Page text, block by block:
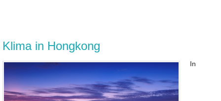
Klima in Hongkong
In